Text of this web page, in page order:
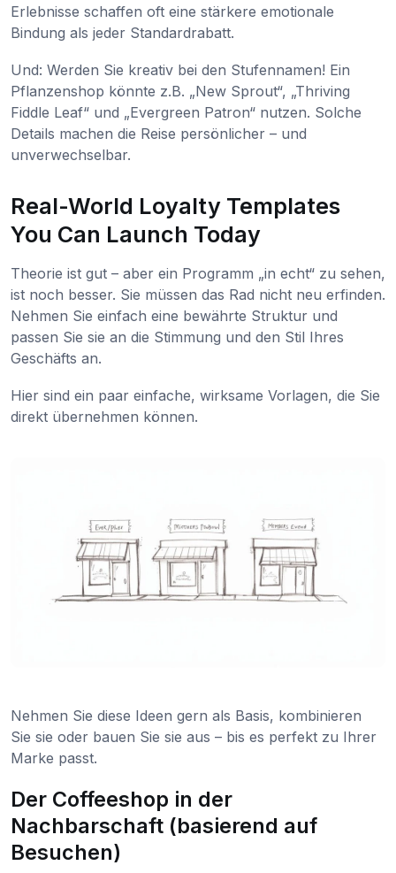
Erlebnisse schaffen oft eine stärkere emotionale
Bindung als jeder Standardrabatt.
Und: Werden Sie kreativ bei den Stufennamen! Ein
Pflanzenshop könnte z.B. „New Sprout“, „Thriving
Fiddle Leaf“ und „Evergreen Patron“ nutzen. Solche
Details machen die Reise persönlicher – und
unverwechselbar.
Real-World Loyalty Templates
You Can Launch Today
Theorie ist gut – aber ein Programm „in echt“ zu sehen,
ist noch besser. Sie müssen das Rad nicht neu erfinden.
Nehmen Sie einfach eine bewährte Struktur und
passen Sie sie an die Stimmung und den Stil Ihres
Geschäfts an.
Hier sind ein paar einfache, wirksame Vorlagen, die Sie
direkt übernehmen können.
Nehmen Sie diese Ideen gern als Basis, kombinieren
Sie sie oder bauen Sie sie aus – bis es perfekt zu Ihrer
Marke passt.
Der Coffeeshop in der
Nachbarschaft (basierend auf
Besuchen)